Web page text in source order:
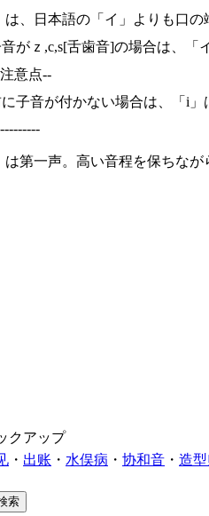
は、日本語の「イ」よりも口
音がｚ,c,s[舌歯音]の場合は、
意点--
に子音が付かない場合は、「i
は第一声。高い音程を保ちなが
クアップ
・ 出账 ・ 水俣病 ・ 协和音 ・ 造